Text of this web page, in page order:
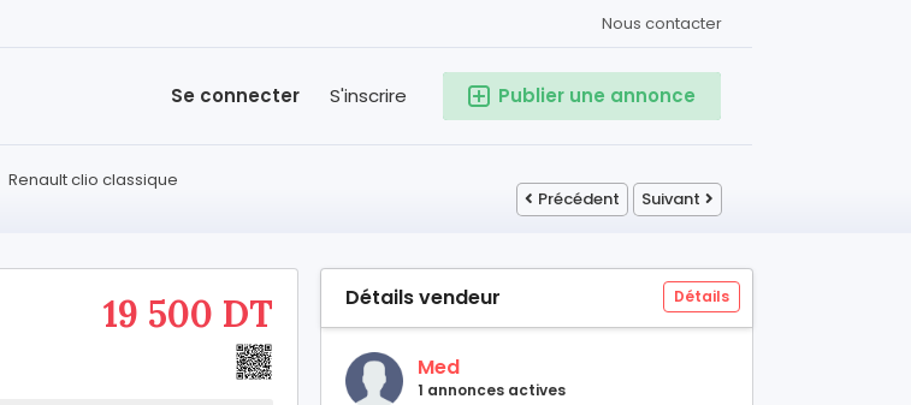
Nous contacter
Publier une annonce
S'inscrire
Se connecter
Renault clio classique
Précédent
Suivant
19 500 DT Détails vendeur Détails
Med
1 annonces actives